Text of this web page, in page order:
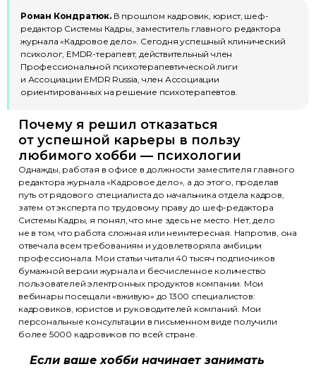
Роман Кондратюк.В прошлом кадровик, юрист, шеф-
редактор Системы Кадры, заместитель главного редактора
журнала «Кадровое дело». Сегодня успешный клинический
психолог, EMDR-терапевт, действительный член
Профессиональной психотерапевтической лиги
и Ассоциации EMDR Russia, член Ассоциации
ориентированных на решение психотерапевтов.
Почему я решил отказаться
от успешной карьеры в пользу
любимого хобби — психологии
Однажды, работая в офисе в должности заместителя главного
редактора журнала «Кадровое дело», а до этого, проделав
путь от рядового специалиста до начальника отдела кадров,
затем от эксперта по трудовому праву до шеф-редактора
Системы Кадры, я понял, что мне здесь не место. Нет, дело
не в том, что работа сложная или неинтересная. Напротив, она
отвечала всем требованиям и удовлетворяла амбиции
профессионала. Мои статьи читали 40 тысяч подписчиков
бумажной версии журнала и бесчисленное количество
пользователей электронных продуктов компании. Мои
вебинары посещали «вживую» до 1300 специалистов:
кадровиков, юристов и руководителей компаний. Мои
персональные консультации в письменном виде получили
более 5000 кадровиков по всей стране.
Если ваше хобби начинает занимать